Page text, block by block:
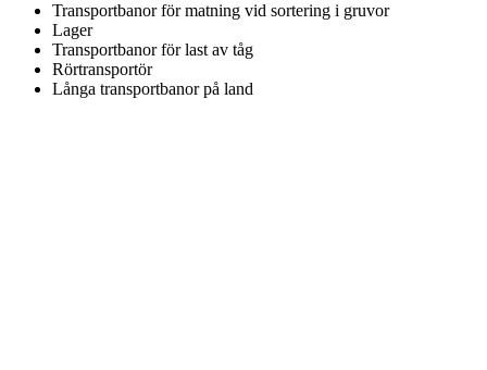
Transportbanor för matning vid sortering i gruvor
Lager
Transportbanor för last av tåg
Rörtransportör
Långa transportbanor på land